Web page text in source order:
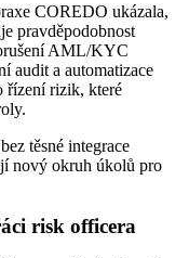
COREDO ukázala,
pravděpodobnost
AML/KYC
audit a automatizace
řízení rizik, které
těsné integrace
nový okruh úkolů pro
risk officera